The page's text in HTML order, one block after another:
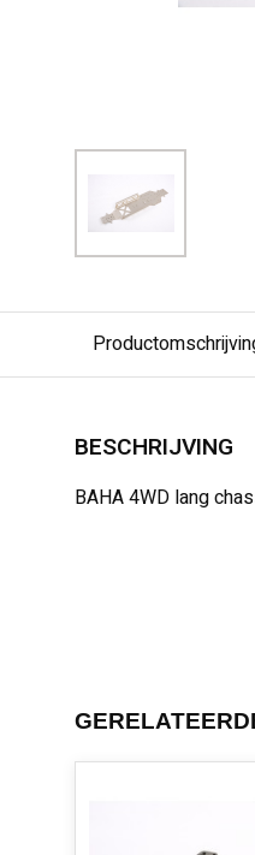
BESCHRIJVING
BAHA 4WD lang